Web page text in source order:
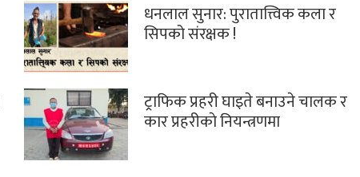
धनलाल सुनार: पुरातात्त्विक कला र
सिपको संरक्षक !
ट्राफिक प्रहरी घाइते बनाउने चालक र
कार प्रहरीकाे नियन्त्रणमा